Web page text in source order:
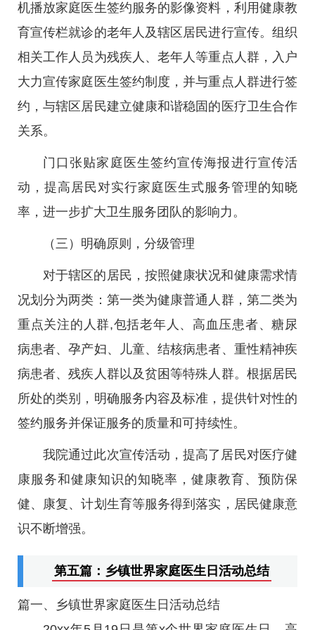
机播放家庭医生签约服务的影像资料，利用健康教
育宣传栏就诊的老年人及辖区居民进行宣传。组织
相关工作人员为残疾人、老年人等重点人群，入户
大力宣传家庭医生签约制度，并与重点人群进行签
约，与辖区居民建立健康和谐稳固的医疗卫生合作
关系。
门口张贴家庭医生签约宣传海报进行宣传活
动，提高居民对实行家庭医生式服务管理的知晓
率，进一步扩大卫生服务团队的影响力。
（三）明确原则，分级管理
对于辖区的居民，按照健康状况和健康需求情
况划分为两类：第一类为健康普通人群，第二类为
重点关注的人群,包括老年人、高血压患者、糖尿
病患者、孕产妇、儿童、结核病患者、重性精神疾
病患者、残疾人群以及贫困等特殊人群。根据居民
所处的类别，明确服务内容及标准，提供针对性的
签约服务并保证服务的质量和可持续性。
我院通过此次宣传活动，提高了居民对医疗健
康服务和健康知识的知晓率，健康教育、预防保
健、康复、计划生育等服务得到落实，居民健康意
识不断增强。
第五篇：乡镇世界家庭医生日活动总结
篇一、乡镇世界家庭医生日活动总结